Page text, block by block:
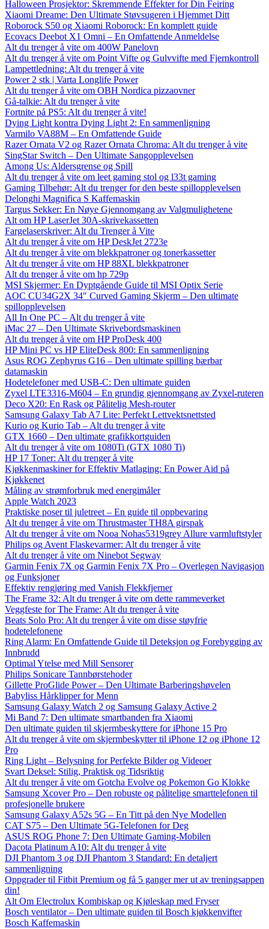
Halloween Prosjektor: Skremmende Effekter for Din Feiring
Xiaomi Dreame: Den Ultimate Støvsugeren i Hjemmet Ditt
Roborock S50 og Xiaomi Roborock: En komplett guide
Ecovacs Deebot X1 Omni – En Omfattende Anmeldelse
Alt du trenger å vite om 400W Panelovn
Alt du trenger å vite om Point Vifte og Gulvvifte med Fjernkontroll
Lampettledning: Alt du trenger å vite
Power 2 stk | Varta Longlife Power
Alt du trenger å vite om OBH Nordica pizzaovner
Gå-talkie: Alt du trenger å vite
Fortnite på PS5: Alt du trenger å vite!
Dying Light kontra Dying Light 2: En sammenligning
Varmilo VA88M – En Omfattende Guide
Razer Ornata V2 og Razer Ornata Chroma: Alt du trenger å vite
SingStar Switch – Den Ultimate Sangopplevelsen
Among Us: Aldersgrense og Spill
Alt du trenger å vite om leet gaming stol og l33t gaming
Gaming Tilbehør: Alt du trenger for den beste spillopplevelsen
Delonghi Magnifica S Kaffemaskin
Targus Sekker: En Nøye Gjennomgang av Valgmulighetene
Alt om HP LaserJet 30A-skrivekassetten
Fargelaserskriver: Alt du Trenger å Vite
Alt du trenger å vite om HP DeskJet 2723e
Alt du trenger å vite om blekkpatroner og tonerkassetter
Alt du trenger å vite om HP 88XL blekkpatroner
Alt du trenger å vite om hp 729p
MSI Skjermer: En Dyptgående Guide til MSI Optix Serie
AOC CU34G2X 34″ Curved Gaming Skjerm – Den ultimate
spillopplevelsen
All In One PC – Alt du trenger å vite
iMac 27 – Den Ultimate Skrivebordsmaskinen
Alt du trenger å vite om HP ProDesk 400
HP Mini PC vs HP EliteDesk 800: En sammenligning
Asus ROG Zephyrus G16 – Den ultimate spilling bærbar
datamaskin
Hodetelefoner med USB-C: Den ultimate guiden
Zyxel LTE3316-M604 – En grundig gjennomgang av Zyxel-ruteren
Deco X20: En Rask og Pålitelig Mesh-router
Samsung Galaxy Tab A7 Lite: Perfekt Lettvektsnettsted
Kurio og Kurio Tab – Alt du trenger å vite
GTX 1660 – Den ultimate grafikkortguiden
Alt du trenger å vite om 1080Ti (GTX 1080 Ti)
HP 17 Toner: Alt du trenger å vite
Kjøkkenmaskiner for Effektiv Matlaging: En Power Aid på
Kjøkkenet
Måling av strømforbruk med energimåler
Apple Watch 2023
Praktiske poser til juletreet – En guide til oppbevaring
Alt du trenger å vite om Thrustmaster TH8A girspak
Alt du trenger å vite om Nooa Nohas5319grey Allure varmluftstyler
Philips og Avent Flaskevarmer: Alt du trenger å vite
Alt du trenger å vite om Ninebot Segway
Garmin Fenix 7X og Garmin Fenix 7X Pro – Overlegen Navigasjon
og Funksjoner
Effektiv rengjøring med Vanish Flekkfjerner
The Frame 32: Alt du trenger å vite om dette rammeverket
Veggfeste for The Frame: Alt du trenger å vite
Beats Solo Pro: Alt du trenger å vite om disse støyfrie
hodetelefonene
Ring Alarm: En Omfattende Guide til Deteksjon og Forebygging av
Innbrudd
Optimal Ytelse med Mill Sensorer
Philips Sonicare Tannbørstehoder
Gillette ProGlide Power – Den Ultimate Barberingshøvelen
Babyliss Hårklipper for Menn
Samsung Galaxy Watch 2 og Samsung Galaxy Active 2
Mi Band 7: Den ultimate smartbanden fra Xiaomi
Den ultimate guiden til skjermbeskyttere for iPhone 15 Pro
Alt du trenger å vite om skjermbeskytter til iPhone 12 og iPhone 12
Pro
Ring Light – Belysning for Perfekte Bilder og Videoer
Svart Deksel: Stilig, Praktisk og Tidsriktig
Alt du trenger å vite om Gotcha Evolve og Pokemon Go Klokke
Samsung Xcover Pro – Den robuste og pålitelige smarttelefonen til
profesjonelle brukere
Samsung Galaxy A52s 5G – En Titt på den Nye Modellen
CAT S75 – Den Ultimate 5G-Telefonen for Deg
ASUS ROG Phone 7: Den Ultimate Gaming-Mobilen
Dacota Platinum A10: Alt du trenger å vite
DJI Phantom 3 og DJI Phantom 3 Standard: En detaljert
sammenligning
Oppgrader til Fitbit Premium og få 5 ganger mer ut av treningsappen
din!
Alt Om Electrolux Kombiskap og Kjøleskap med Fryser
Bosch ventilator – Den ultimate guiden til Bosch kjøkkenvifter
Bosch Kaffemaskin